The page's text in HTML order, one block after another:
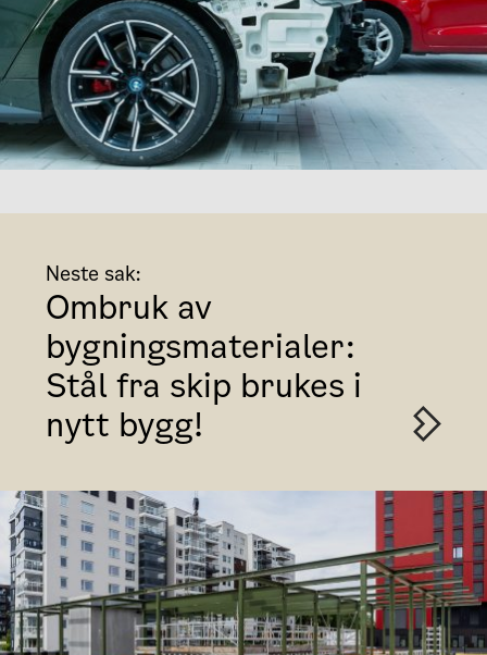
Neste sak:
Ombruk av
bygningsmaterialer:
Stål fra skip brukes i
nytt bygg!